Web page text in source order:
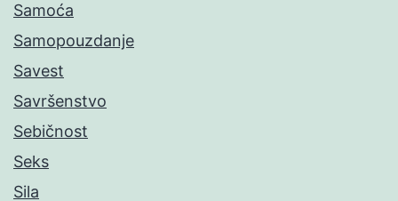
Samoća
Samopouzdanje
Savest
Savršenstvo
Sebičnost
Seks
Sila